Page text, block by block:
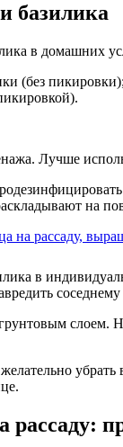
базилика
в домашних
(без пикировки);
Лучше
на
на рассаду,
в
слоем.
рассаду: